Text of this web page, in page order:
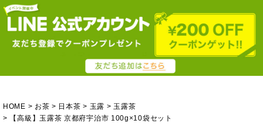
HOME お茶 日本茶 玉露
玉露茶
【高級】玉露茶 京都府宇治市 100g×10袋セット